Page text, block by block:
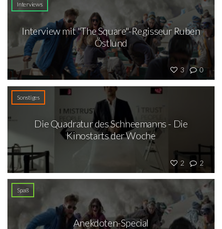
Interviews
3 0
Interview mit "The Square"-Regisseur Ruben
Östlund
Sonstiges
2 2
Die Quadratur des Schneemanns - Die
Kinostarts der Woche
Spaß
Anekdoten-Special